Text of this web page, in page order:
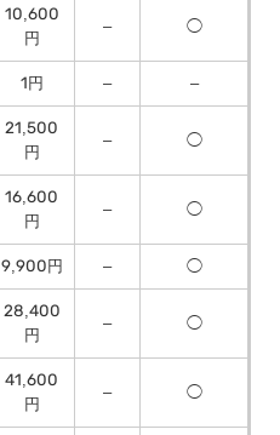
10,600
円
– ◯
1円 –
–
21,500
円
– ◯
16,600
円
– ◯
9,900円 – ◯
28,400
円
– ◯
41,600
円
– ◯